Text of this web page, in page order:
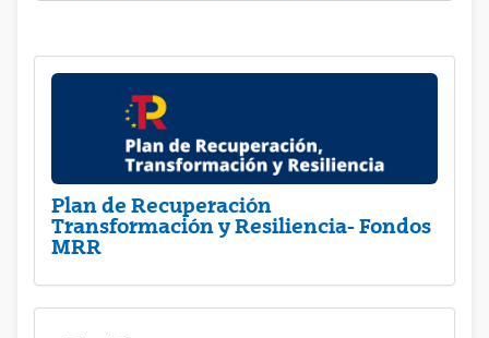
Plan de Recuperación
Transformación y Resiliencia- Fondos
MRR